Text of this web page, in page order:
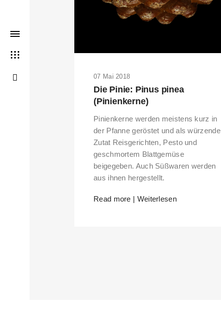
07 Mai 2018
Die Pinie: Pinus pinea
(Pinienkerne)
Pinienkerne werden meistens kurz in
der Pfanne geröstet und als würzende
Zutat Reisgerichten, Pesto und
geschmortem Blattgemüse
beigegeben. Auch Süßwaren werden
aus ihnen hergestellt.
Read more | Weiterlesen